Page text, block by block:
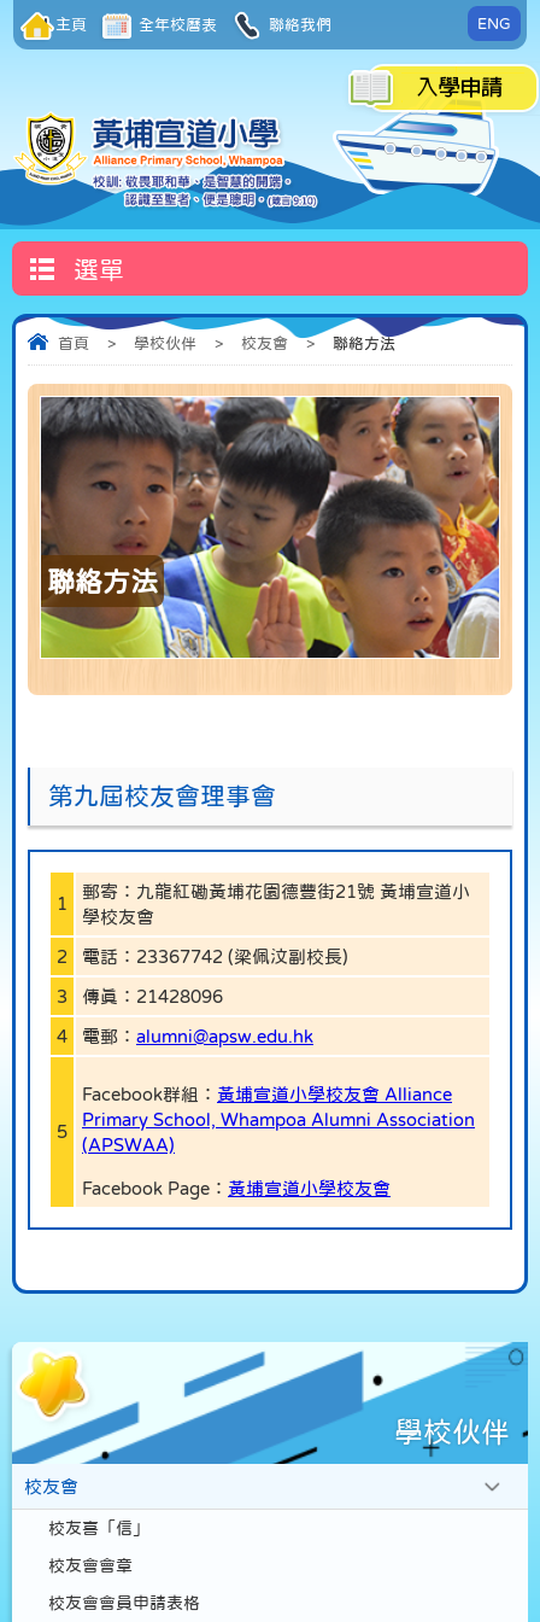
主頁 全年校曆表 聯絡我們 ENG
選單
首頁 > 學校伙伴 > 校友會 > 聯絡方法
聯絡方法
第九屆校友會理事會
1
郵寄：九龍紅磡黃埔花園德豐街21號 黃埔宣道小
學校友會
2 電話：23367742 (梁佩汶副校長)
3 傳真：21428096
4 電郵： alumni@apsw.edu.hk
5
Facebook群組： 黃埔宣道小學校友會 Alliance
Primary School, Whampoa Alumni Association
(APSWAA)
Facebook Page： 黃埔宣道小學校友會
學校伙伴
校友會
校友喜「信」
校友會會章
校友會會員申請表格